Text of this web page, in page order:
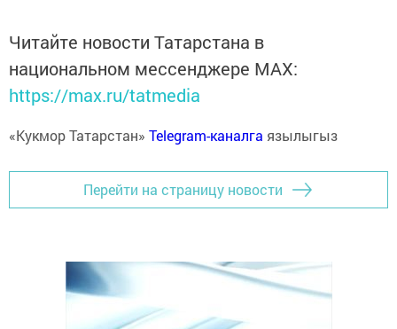
Читайте новости Татарстана в
национальном мессенджере MАХ:
https://max.ru/tatmedia
«Кукмор Татарстан» Telegram-каналга язылыгыз
Перейти на страницу новости